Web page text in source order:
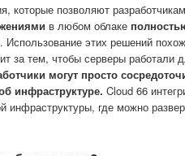
которые позволяют
в любом облаке
. Использование этих решений
за тем, чтобы серверы работали
могут просто
инфраструктуре. Cloud 66
инфраструктуры, где можно